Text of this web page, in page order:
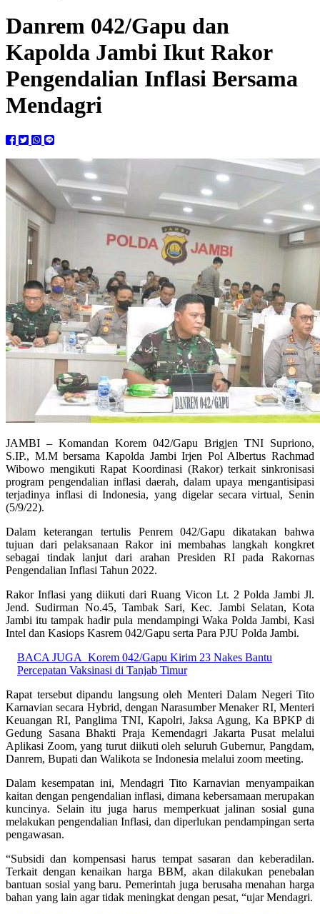
Danrem 042/Gapu dan
Kapolda Jambi Ikut Rakor
Pengendalian Inflasi Bersama
Mendagri
JAMBI – Komandan Korem 042/Gapu Brigjen TNI Supriono,
S.IP., M.M bersama Kapolda Jambi Irjen Pol Albertus Rachmad
Wibowo mengikuti Rapat Koordinasi (Rakor) terkait sinkronisasi
program pengendalian inflasi daerah, dalam upaya mengantisipasi
terjadinya inflasi di Indonesia, yang digelar secara virtual, Senin
(5/9/22).
Dalam keterangan tertulis Penrem 042/Gapu dikatakan bahwa
tujuan dari pelaksanaan Rakor ini membahas langkah kongkret
sebagai tindak lanjut dari arahan Presiden RI pada Rakornas
Pengendalian Inflasi Tahun 2022.
Rakor Inflasi yang diikuti dari Ruang Vicon Lt. 2 Polda Jambi Jl.
Jend. Sudirman No.45, Tambak Sari, Kec. Jambi Selatan, Kota
Jambi itu tampak hadir pula mendampingi Waka Polda Jambi, Kasi
Intel dan Kasiops Kasrem 042/Gapu serta Para PJU Polda Jambi.
BACA JUGA Korem 042/Gapu Kirim 23 Nakes Bantu
Percepatan Vaksinasi di Tanjab Timur
Rapat tersebut dipandu langsung oleh Menteri Dalam Negeri Tito
Karnavian secara Hybrid, dengan Narasumber Menaker RI, Menteri
Keuangan RI, Panglima TNI, Kapolri, Jaksa Agung, Ka BPKP di
Gedung Sasana Bhakti Praja Kemendagri Jakarta Pusat melalui
Aplikasi Zoom, yang turut diikuti oleh seluruh Gubernur, Pangdam,
Danrem, Bupati dan Walikota se Indonesia melalui zoom meeting.
Dalam kesempatan ini, Mendagri Tito Karnavian menyampaikan
kaitan dengan pengendalian inflasi, dimana kebersamaan merupakan
kuncinya. Selain itu juga harus memperkuat jalinan sosial guna
melakukan pengendalian Inflasi, dan diperlukan pendampingan serta
pengawasan.
“Subsidi dan kompensasi harus tempat sasaran dan keberadilan.
Terkait dengan kenaikan harga BBM, akan dilakukan penebalan
bantuan sosial yang baru. Pemerintah juga berusaha menahan harga
bahan yang lain agar tidak meningkat dengan pesat, “ujar Mendagri.